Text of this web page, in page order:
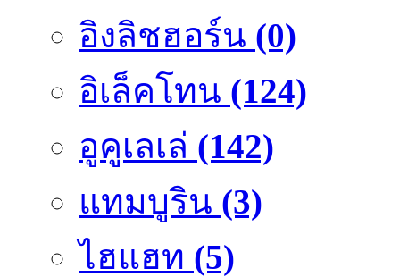
อิงลิชฮอร์น (0)
อิเล็คโทน (124)
อูคูเลเล่ (142)
แทมบูริน (3)
ไฮแฮท (5)